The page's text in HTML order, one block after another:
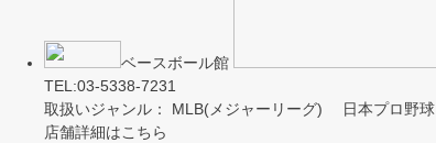
ベースボール館
TEL:03-5338-7231
取扱いジャンル： MLB(メジャーリーグ) 日本プロ野球
店舗詳細はこちら